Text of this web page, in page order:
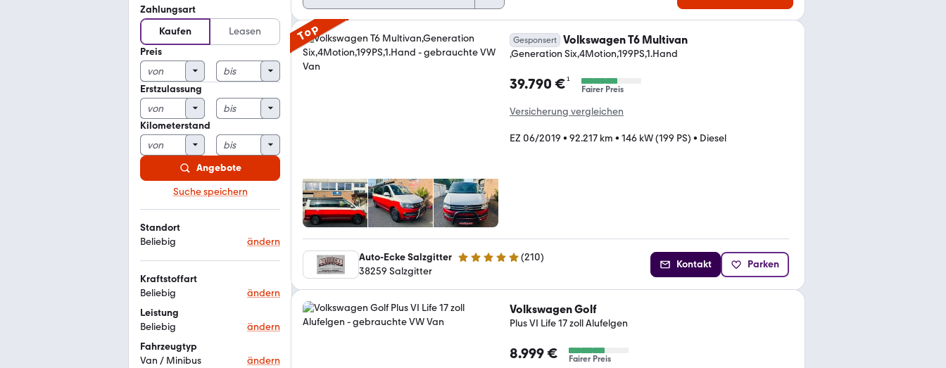
Zahlungsart
Kaufen
Leasen
Preis
Erstzulassung
Kilometerstand
Angebote
Suche speichern
Standort
Beliebig
ändern
Kraftstoffart
Beliebig
ändern
Leistung
Beliebig
ändern
Fahrzeugtyp
Van / Minibus
ändern
Top Gesponsert Volkswagen T6 Multivan
,Generation Six,4Motion,199PS,1.Hand
39.790 €¹
Fairer Preis
Versicherung vergleichen
EZ 06/2019 • 92.217 km • 146 kW (199 PS) • Diesel
Auto-Ecke Salzgitter 4.9 Sterne (210)
38259 Salzgitter
Kontakt Parken
Volkswagen Golf
Plus VI Life 17 zoll Alufelgen
8.999 € Fairer Preis